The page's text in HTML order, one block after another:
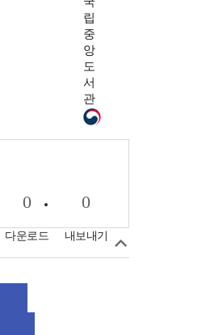
립
중
앙
도
서
관
0
다운로드
0
내보내기